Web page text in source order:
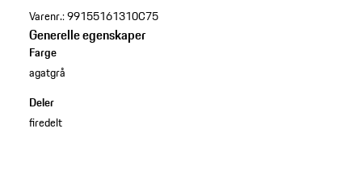
Varenr.:99155161310C75
Generelle egenskaper
Farge
agatgrå
Deler
firedelt